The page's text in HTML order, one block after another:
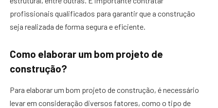
profissionais qualificados para garantir que a construção
seja realizada de forma segura e eficiente.
Como elaborar um bom projeto de
construção?
Para elaborar um bom projeto de construção, é necessário
levar em consideração diversos fatores, como o tipo de